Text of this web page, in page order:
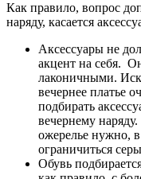
Как правило, вопрос
наряду, касается
Аксессуары не
акцент на себя.
лаконичными.
вечернее платье
подбирать
вечернему
ожерелье нужно,
ограничиться
Обувь